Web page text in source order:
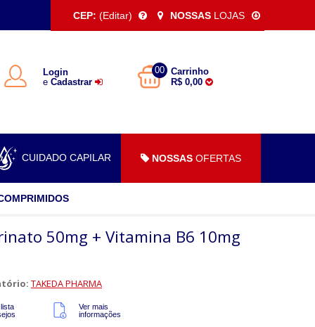
CEP: (Editar) NOSSAS LOJAS
Login
e Cadastrar
00
Carrinho
R$ 0,00
CUIDADO CAPILAR NOSSAS OFERTAS
50mg + Vitamina B6 10mg
TAKEDA PHARMA
Ver mais
informações